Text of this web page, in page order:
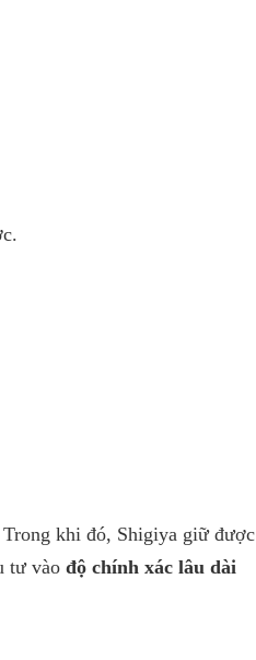
khi đó, Shigiya giữ được
tư vào độ chính xác lâu dài